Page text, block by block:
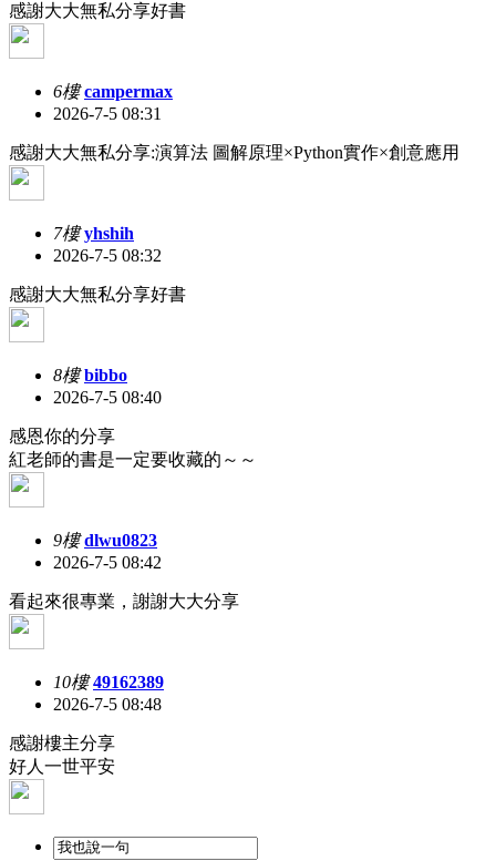
感謝大大無私分享好書
6樓 campermax
2026-7-5 08:31
感謝大大無私分享:演算法 圖解原理×Python實作×創意應用
7樓 yhshih
2026-7-5 08:32
感謝大大無私分享好書
8樓 bibbo
2026-7-5 08:40
感恩你的分享
紅老師的書是一定要收藏的～～
9樓 dlwu0823
2026-7-5 08:42
看起來很專業，謝謝大大分享
10樓 49162389
2026-7-5 08:48
感謝樓主分享
好人一世平安